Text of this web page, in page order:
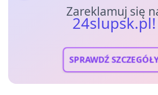
Zareklamuj się
24slupsk.pl!
SPRAWDŹ